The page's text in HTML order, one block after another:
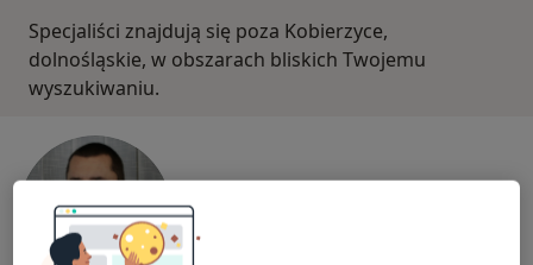
Specjaliści znajdują się poza Kobierzyce,
dolnośląskie, w obszarach bliskich Twojemu
wyszukiwaniu.